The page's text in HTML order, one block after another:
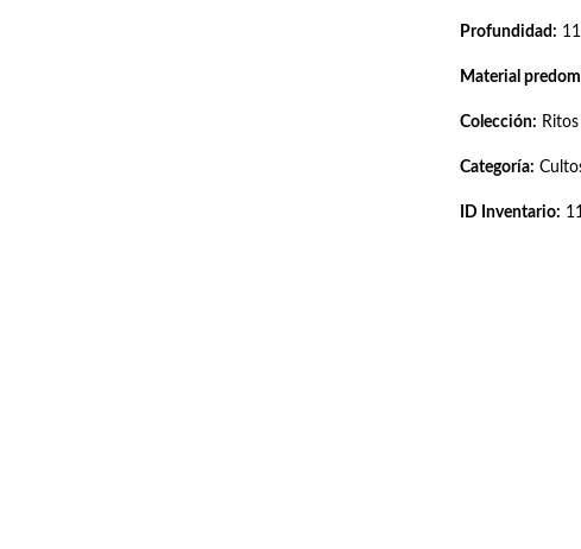
Profundidad:
Material
Colección:
Categoría:
ID Inventario: